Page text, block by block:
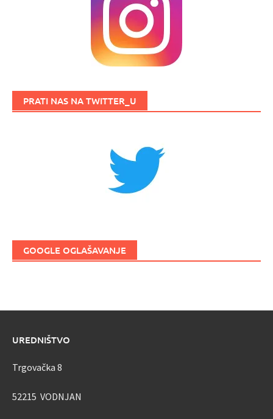
PRATI NAS NA TWITTER_U
GOOGLE OGLAŠAVANJE
UREDNIŠTVO
Trgovačka 8
52215 VODNJAN